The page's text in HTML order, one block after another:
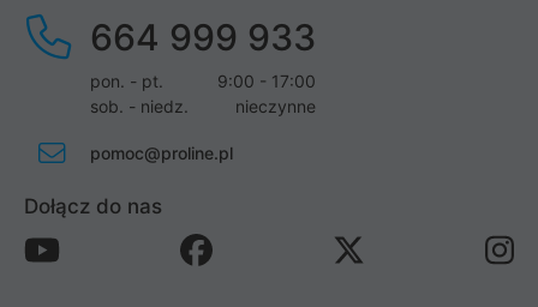
664 999 933
pon. - pt.
9:00 - 17:00
sob. - niedz.
nieczynne
pomoc@proline.pl
Dołącz do nas